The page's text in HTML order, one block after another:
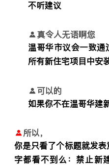
不听建议
真令人无语啊您
温哥华市议会一致通
所有新住宅项目中安
可以的
如果你不在温哥华建
所以，
你是只看了个标题就发
字都看不到么：禁止新